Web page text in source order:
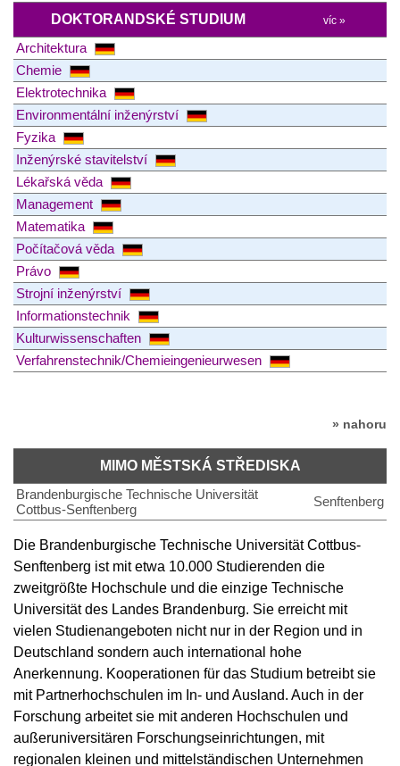
DOKTORANDSKÉ STUDIUM víc »
Architektura
Chemie
Elektrotechnika
Environmentální inženýrství
Fyzika
Inženýrské stavitelství
Lékařská věda
Management
Matematika
Počítačová věda
Právo
Strojní inženýrství
Informationstechnik
Kulturwissenschaften
Verfahrenstechnik/Chemieingenieurwesen
» nahoru
MIMO MĚSTSKÁ STŘEDISKA
Brandenburgische Technische Universität
Cottbus-Senftenberg
Senftenberg
Die Brandenburgische Technische Universität Cottbus-
Senftenberg ist mit etwa 10.000 Studierenden die
zweitgrößte Hochschule und die einzige Technische
Universität des Landes Brandenburg. Sie erreicht mit
vielen Studienangeboten nicht nur in der Region und in
Deutschland sondern auch international hohe
Anerkennung. Kooperationen für das Studium betreibt sie
mit Partnerhochschulen im In- und Ausland. Auch in der
Forschung arbeitet sie mit anderen Hochschulen und
außeruniversitären Forschungseinrichtungen, mit
regionalen kleinen und mittelständischen Unternehmen